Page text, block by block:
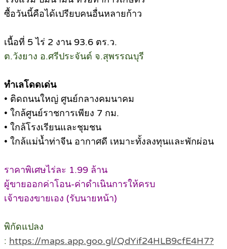
ซื้อวันนี้คือได้เปรียบคนอื่นหลายก้าว
เนื้อที่ 5 ไร่ 2 งาน 93.6 ตร.ว.
ต.วังยาง อ.ศรีประจันต์ จ.สุพรรณบุรี
ทำเลโดดเด่น
• ติดถนนใหญ่ ศูนย์กลางคมนาคม
• ใกล้ศูนย์ราชการเพียง 7 กม.
• ใกล้โรงเรียนและชุมชน
• ใกล้แม่น้ำท่าจีน อากาศดี เหมาะทั้งลงทุนและพักผ่อน
ราคาพิเศษไร่ละ 1.99 ล้าน
ผู้ขายออกค่าโอน-ค่าดำเนินการให้ครบ
เจ้าของขายเอง (รับนายหน้า)
พิกัดแปลง
: https://maps.app.goo.gl/QdYif24HLB9cfE4H7?